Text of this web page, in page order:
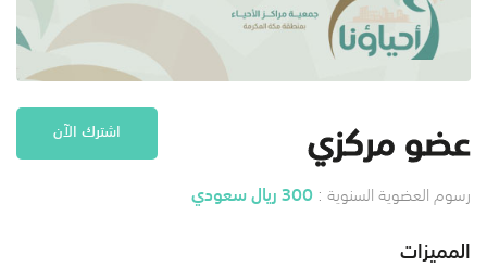
عضو مركزي اشترك الآن
رسوم العضوية السنوية : 300 ريال سعودي
المميزات